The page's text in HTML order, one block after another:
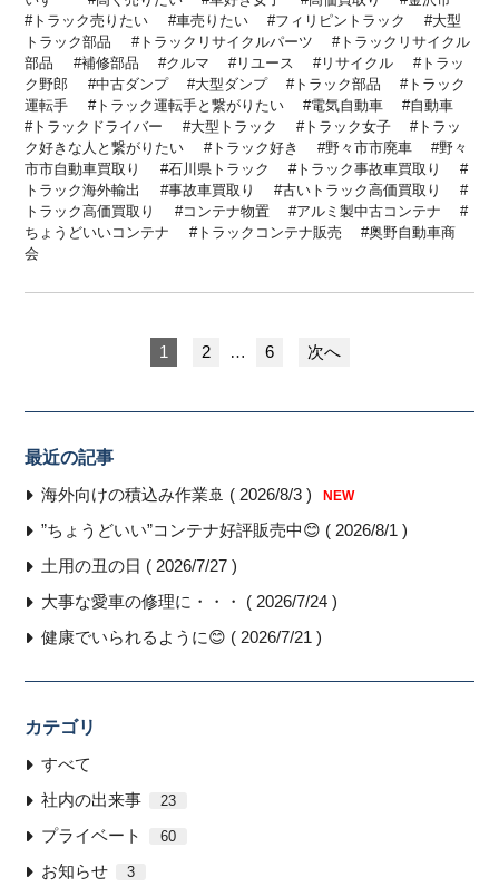
トラック売りたい
車売りたい フィリピントラック
大型
トラック部品
トラックリサイクルパーツ
トラックリサイクル
部品
補修部品 クルマ リユース リサイクル
トラッ
ク野郎
中古ダンプ 大型ダンプ トラック部品
トラック
運転手
トラック運転手と繋がりたい 電気自動車
自動車
トラックドライバー
大型トラック トラック女子
トラッ
ク好きな人と繋がりたい
トラック好き 野々市市廃車
野々
市市自動車買取り
石川県トラック
トラック事故車買取り
トラック海外輸出
事故車買取り
古いトラック高価買取り
トラック高価買取り
コンテナ物置
アルミ製中古コンテナ
ちょうどいいコンテナ
トラックコンテナ販売
奥野自動車商
会
1 2 … 6 次へ
最近の記事
海外向けの積込み作業🚢 ( 2026/8/3 ) NEW
”ちょうどいい”コンテナ好評販売中😊 ( 2026/8/1 )
土用の丑の日 ( 2026/7/27 )
大事な愛車の修理に・・・ ( 2026/7/24 )
健康でいられるように😊 ( 2026/7/21 )
カテゴリ
すべて
社内の出来事
23
プライベート 60
お知らせ 3